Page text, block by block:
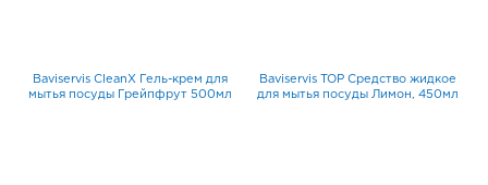
Baviservis CleanX Гель-крем для
мытья посуды Грейпфрут 500мл
Baviservis TOP Средство жидкое
для мытья посуды Лимон, 450мл